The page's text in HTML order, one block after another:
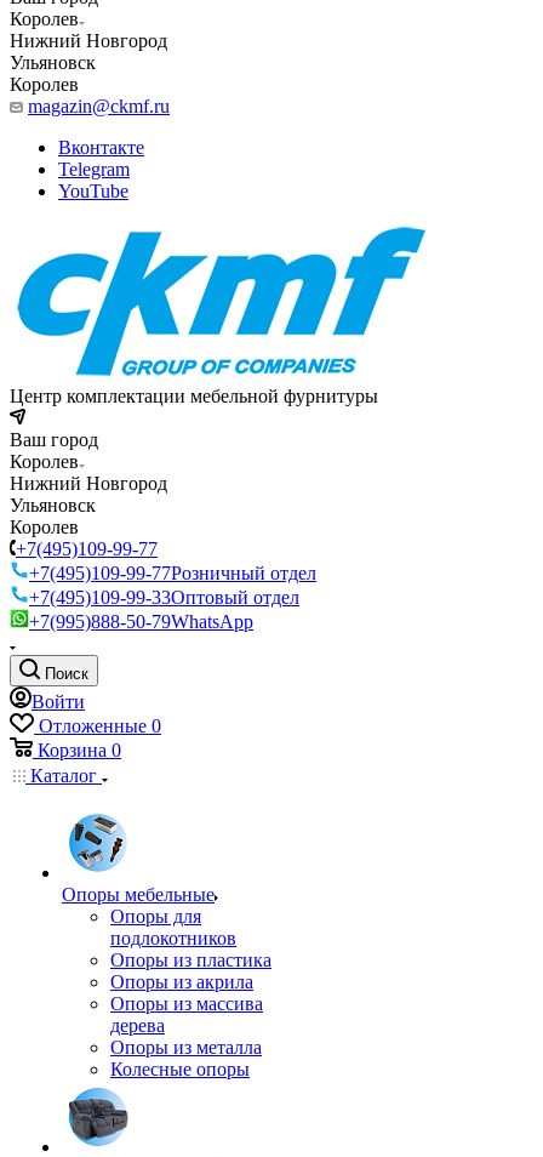
Королев
Нижний Новгород
Ульяновск
Королев
magazin@ckmf.ru
Вконтакте
Telegram
YouTube
Центр комплектации мебельной фурнитуры
Ваш город
Королев
Нижний Новгород
Ульяновск
Королев
+7(495)109-99-77
+7(495)109-99-77Розничный отдел
+7(495)109-99-33Оптовый отдел
+7(995)888-50-79WhatsApp
Поиск
Войти
Отложенные 0
Корзина 0
Каталог
Опоры мебельные
Опоры для
подлокотников
Опоры из пластика
Опоры из акрила
Опоры из массива
дерева
Опоры из металла
Колесные опоры